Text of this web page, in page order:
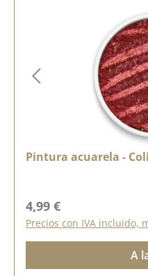
Pintura acuarela -
Precio normal:
4,99 €
Precios con IVA incluido,
A